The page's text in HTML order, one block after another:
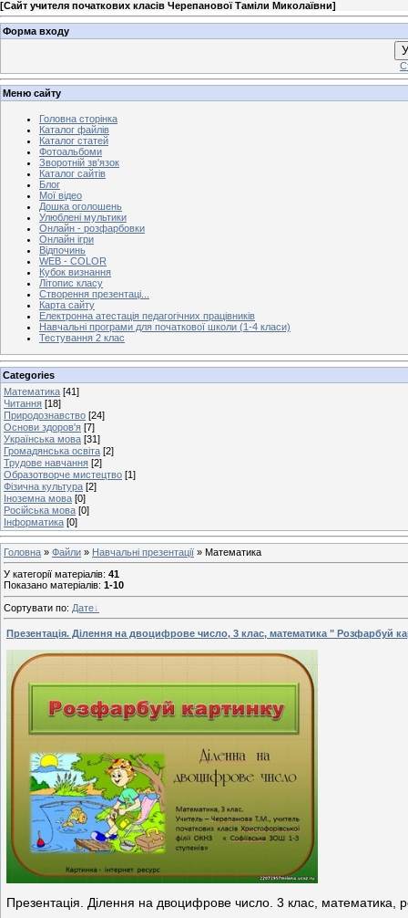
[Сайт учителя початкових класів Черепанової Таміли Миколаївни]
Форма входу
Меню сайту
Головна сторінка
Каталог файлів
Каталог статей
Фотоальбоми
Зворотній зв'язок
Каталог сайтів
Блог
Мої відео
Дошка оголошень
Улюблені мультики
Онлайн - розфарбовки
Онлайн ігри
Відпочинь
WEB - COLOR
Кубок визнання
Літопис класу
Створення презентаці...
Карта сайту
Електронна атестація педагогічних працівників
Навчальні програми для початкової школи (1-4 класи)
Тестування 2 клас
Categories
Математика [41]
Читання [18]
Природознавство [24]
Основи здоров'я [7]
Українська мова [31]
Громадянська освіта [2]
Трудове навчання [2]
Образотворче мистецтво [1]
Фізична культура [2]
Іноземна мова [0]
Російська мова [0]
Інформатика [0]
Головна » Файли » Навчальні презентації » Математика
У категорії матеріалів: 41
Показано матеріалів: 1-10
Сортувати по: Дате
Презентація. Ділення на двоцифрове число, 3 клас, математика " Розфарбуй
Презентація. Ділення на двоцифрове число. 3 клас, математика,